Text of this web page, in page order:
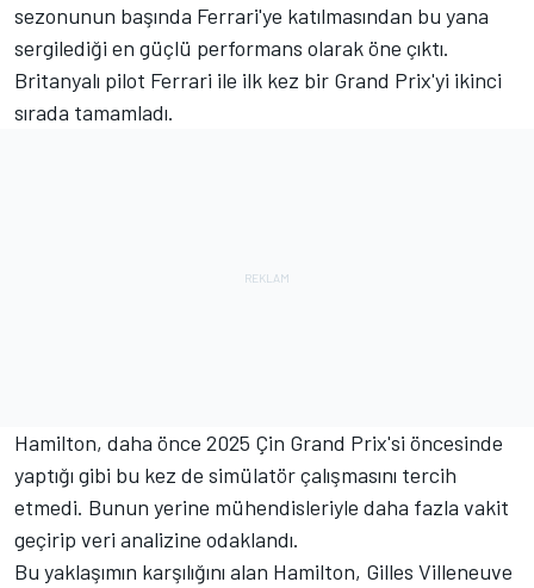
sezonunun başında Ferrari'ye katılmasından bu yana
sergilediği en güçlü performans olarak öne çıktı.
Britanyalı pilot Ferrari ile ilk kez bir Grand Prix'yi ikinci
sırada tamamladı.
Hamilton, daha önce 2025 Çin Grand Prix'si öncesinde
yaptığı gibi bu kez de simülatör çalışmasını tercih
etmedi. Bunun yerine mühendisleriyle daha fazla vakit
geçirip veri analizine odaklandı.
Bu yaklaşımın karşılığını alan Hamilton, Gilles Villeneuve